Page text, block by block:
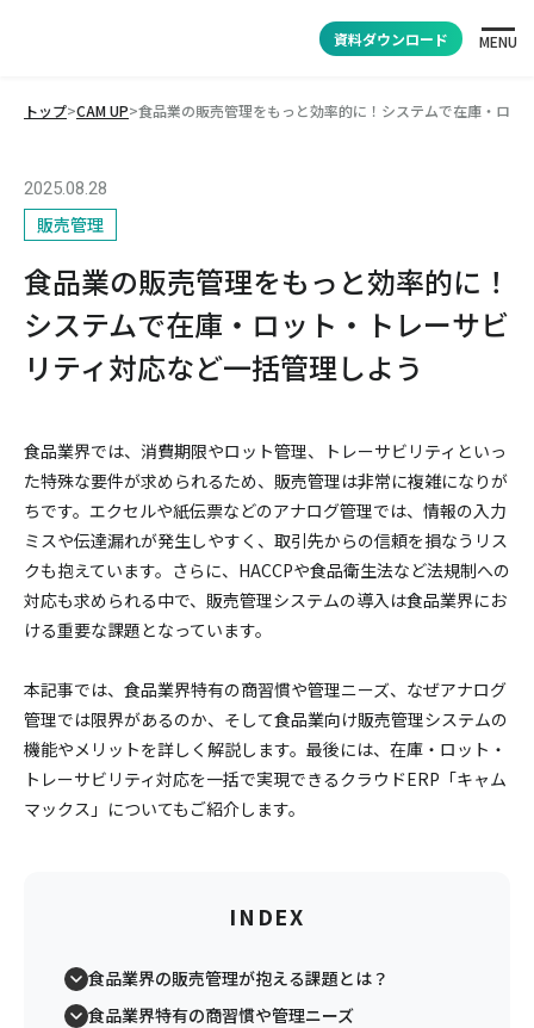
資料ダウンロード MENU
トップ>CAM UP>食品業の販売管理をもっと効率的に！システムで在庫・ロ
2025.08.28
販売管理
食品業の販売管理をもっと効率的に！
システムで在庫・ロット・トレーサビ
リティ対応など一括管理しよう
食品業界では、消費期限やロット管理、トレーサビリティといっ
た特殊な要件が求められるため、販売管理は非常に複雑になりが
ちです。エクセルや紙伝票などのアナログ管理では、情報の入力
ミスや伝達漏れが発生しやすく、取引先からの信頼を損なうリス
クも抱えています。さらに、HACCPや食品衛生法など法規制への
対応も求められる中で、販売管理システムの導入は食品業界にお
ける重要な課題となっています。
本記事では、食品業界特有の商習慣や管理ニーズ、なぜアナログ
管理では限界があるのか、そして食品業向け販売管理システムの
機能やメリットを詳しく解説します。最後には、在庫・ロット・
トレーサビリティ対応を一括で実現できるクラウドERP「キャム
マックス」についてもご紹介します。
INDEX
食品業界の販売管理が抱える課題とは？
食品業界特有の商習慣や管理ニーズ